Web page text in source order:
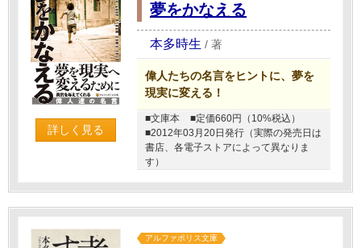
詳しく見る
夢をかなえる
本多時生 / 著
偉人たちの名言をヒントに、夢を
現実に変える！
■文庫本
■定価660円（10%税込）
■2012年03月20日発行（実際の発売日は
書店、各電子ストアによって異なりま
す）
アルファポリス文庫